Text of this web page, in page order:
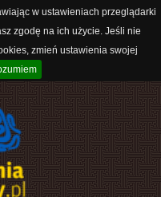
w ustawieniach przeglądarki
zgodę na ich użycie. Jeśli nie
zmień ustawienia swojej